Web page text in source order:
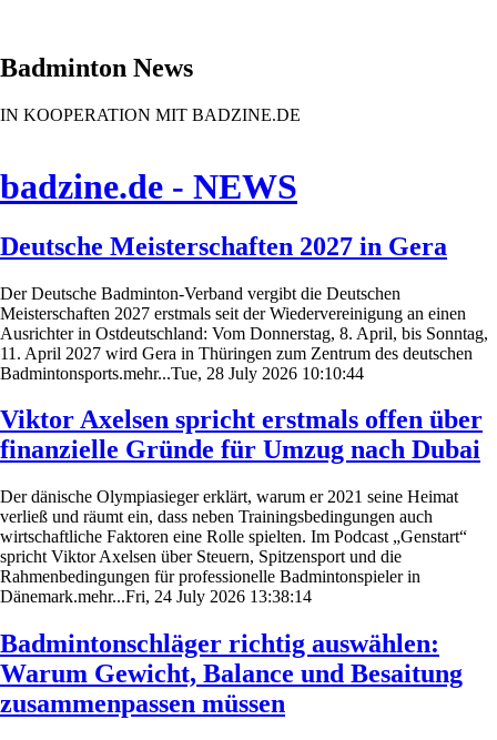
Badminton News
IN KOOPERATION MIT BADZINE.DE
badzine.de - NEWS
Deutsche Meisterschaften 2027 in Gera
Der Deutsche Badminton-Verband vergibt die Deutschen
Meisterschaften 2027 erstmals seit der Wiedervereinigung an einen
Ausrichter in Ostdeutschland: Vom Donnerstag, 8. April, bis Sonntag,
11. April 2027 wird Gera in Thüringen zum Zentrum des deutschen
Badmintonsports.mehr...Tue, 28 July 2026 10:10:44
Viktor Axelsen spricht erstmals offen über
finanzielle Gründe für Umzug nach Dubai
Der dänische Olympiasieger erklärt, warum er 2021 seine Heimat
verließ und räumt ein, dass neben Trainingsbedingungen auch
wirtschaftliche Faktoren eine Rolle spielten. Im Podcast „Genstart“
spricht Viktor Axelsen über Steuern, Spitzensport und die
Rahmenbedingungen für professionelle Badmintonspieler in
Dänemark.mehr...Fri, 24 July 2026 13:38:14
Badmintonschläger richtig auswählen:
Warum Gewicht, Balance und Besaitung
zusammenpassen müssen